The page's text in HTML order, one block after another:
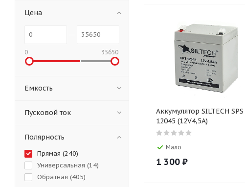
Аккумулятор SILTECH SPS
12045 (12V4,5A)
Мало
1 300 ₽
Цена
0 35650
Емкость
Пусковой ток
Полярность
Прямая (240)
Универсальная (14)
Обратная (405)